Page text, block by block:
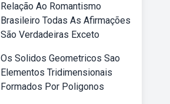
Relação Ao Romantismo
Brasileiro Todas As Afirmações
São Verdadeiras Exceto
Os Solidos Geometricos Sao
Elementos Tridimensionais
Formados Por Poligonos